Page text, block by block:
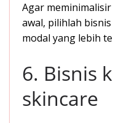
Agar
awal, pilihlah bisnis
modal yang lebih
6. Bisnis
skincare